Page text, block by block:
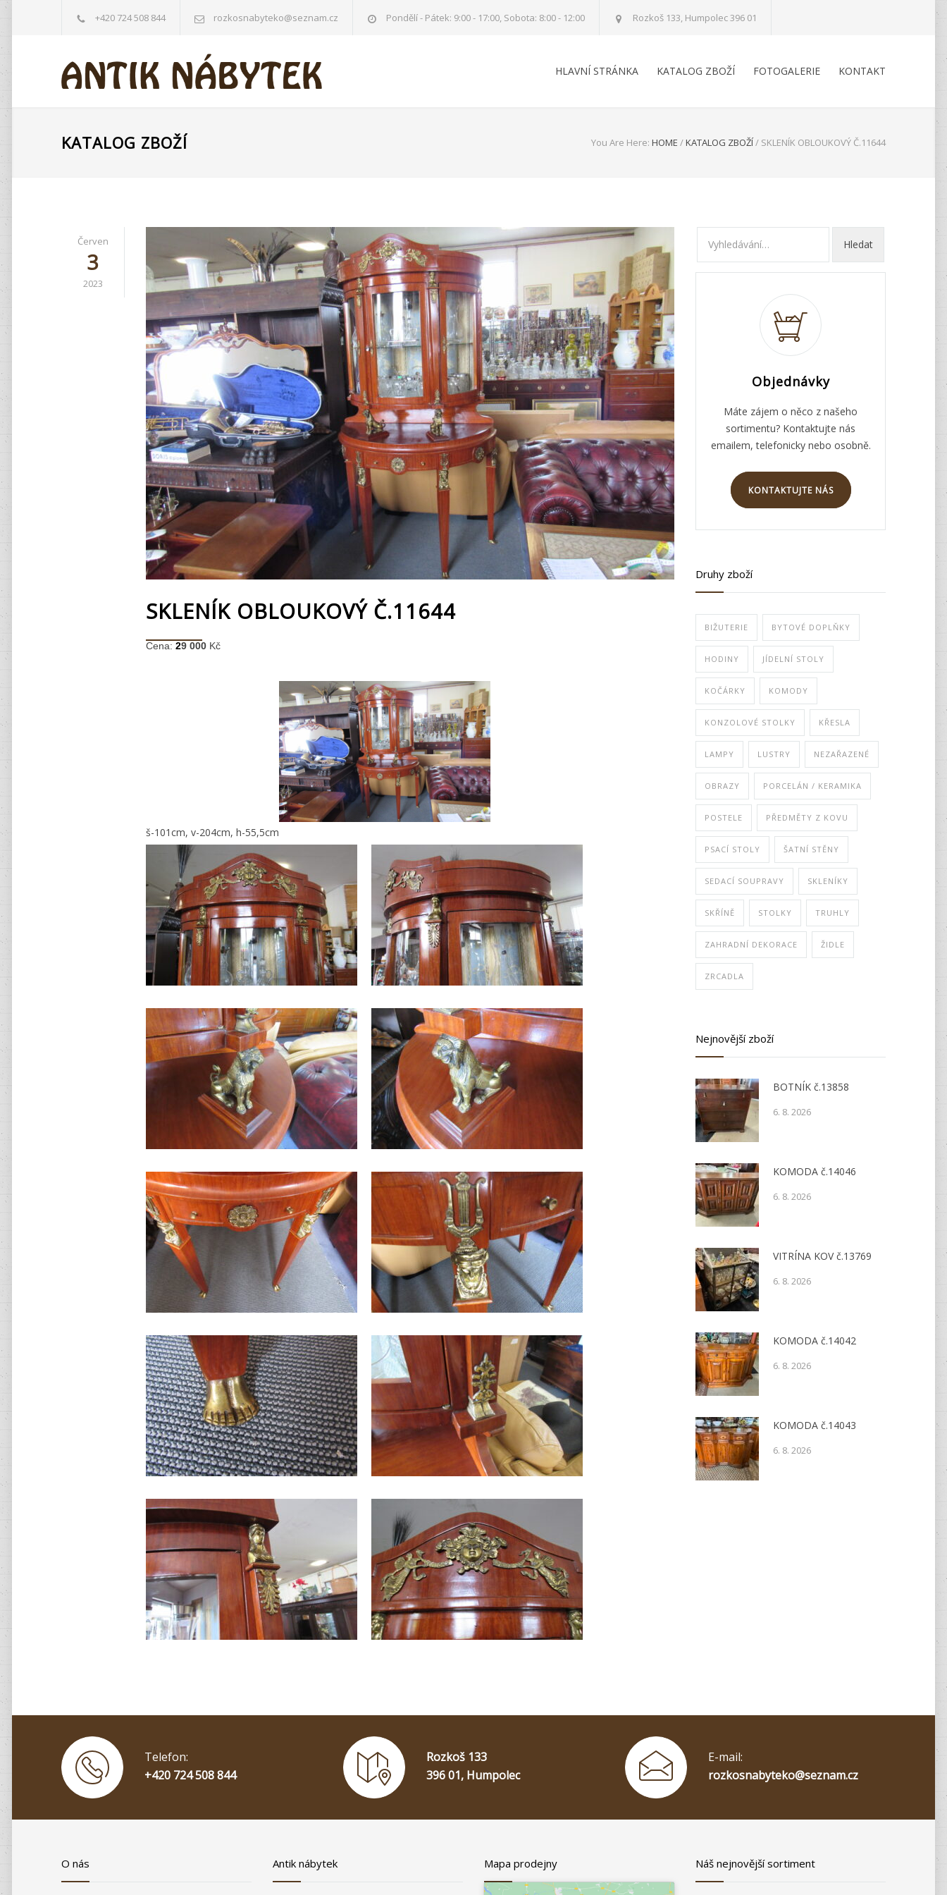
+420 724 508 844 rozkosnabyteko@seznam.cz Pondělí - Pátek: 9:00 - 17:00, Sobota: 8:00 - 12:00 Rozkoš 133, Humpolec 396 01
HLAVNÍ STRÁNKA KATALOG ZBOŽÍ FOTOGALERIE KONTAKT
KATALOG ZBOŽÍ You Are Here: HOME /KATALOG ZBOŽÍ/ SKLENÍK OBLOUKOVÝ Č.11644
Červen
3
2023
SKLENÍK OBLOUKOVÝ Č.11644
Cena: 29 000 Kč
š-101cm, v-204cm, h-55,5cm
Objednávky
Máte zájem o něco z našeho
sortimentu? Kontaktujte nás
emailem, telefonicky nebo osobně.
KONTAKTUJTE NÁS
Druhy zboží
BIŽUTERIE BYTOVÉ DOPLŇKY
HODINY JÍDELNÍ STOLY
KOČÁRKY KOMODY
KONZOLOVÉ STOLKY KŘESLA
LAMPY LUSTRY NEZAŘAZENÉ
OBRAZY PORCELÁN / KERAMIKA
POSTELE PŘEDMĚTY Z KOVU
PSACÍ STOLY ŠATNÍ STĚNY
SEDACÍ SOUPRAVY SKLENÍKY
SKŘÍNĚ STOLKY TRUHLY
ZAHRADNÍ DEKORACE ŽIDLE
ZRCADLA
Nejnovější zboží
BOTNÍK č.13858
6. 8. 2026
KOMODA č.14046
6. 8. 2026
VITRÍNA KOV č.13769
6. 8. 2026
KOMODA č.14042
6. 8. 2026
KOMODA č.14043
6. 8. 2026
Telefon:
+420 724 508 844
Rozkoš 133
396 01, Humpolec
E-mail:
rozkosnabyteko@seznam.cz
O nás Antik nábytek Mapa prodejny Náš nejnovější sortiment